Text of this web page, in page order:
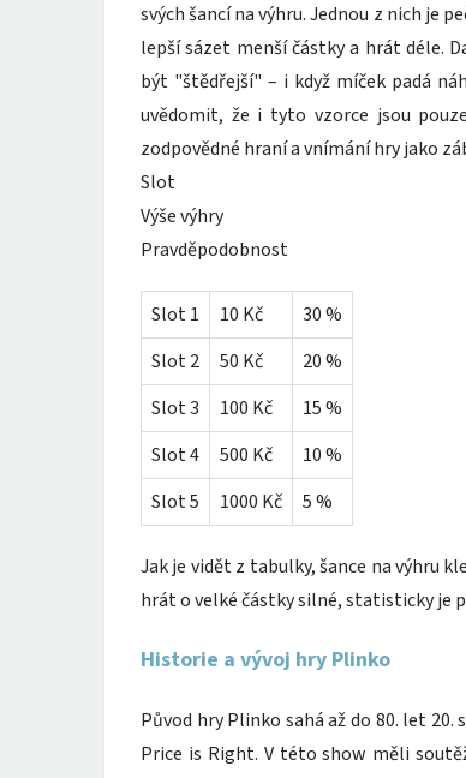
svých šancí na výhru. Jednou z nich je
lepší sázet menší částky a hrát déle.
být "štědřejší" – i když míček padá
uvědomit, že i tyto vzorce jsou
zodpovědné hraní a vnímání hry jako
Slot
Výše výhry
Pravděpodobnost
Slot 1 10 Kč
30 %
Slot 2
50 Kč
20 %
Slot 3
100 Kč
15 %
Slot 4
500 Kč
10 %
Slot 5
1000 Kč 5 %
Jak je vidět z tabulky, šance na výhru
hrát o velké částky silné, statisticky je
Historie a vývoj hry Plinko
Původ hry Plinko sahá až do 80. let
Price is Right. V této show měli